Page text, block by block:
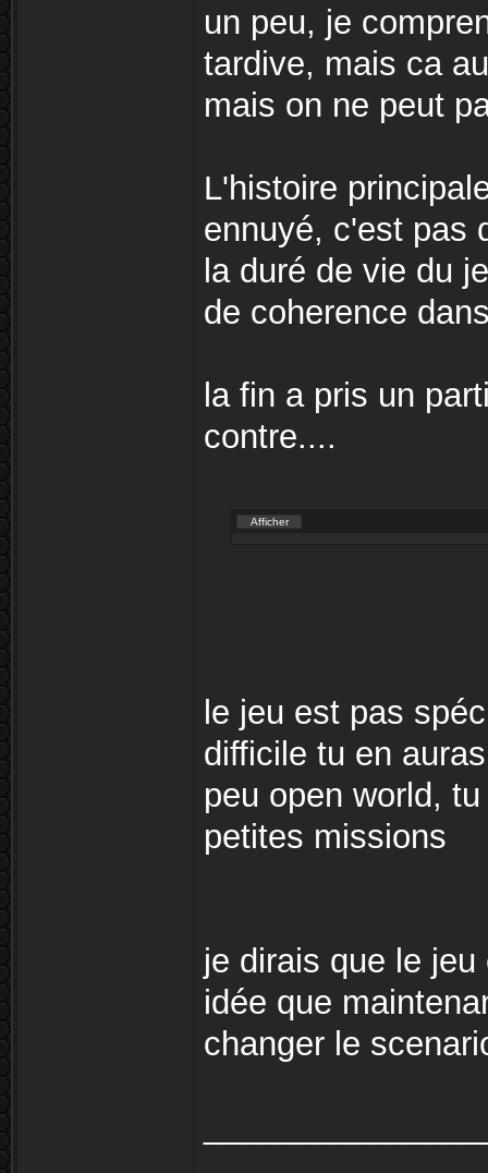
un peu, je
tardive, mais ca
mais on ne peut
L'histoire
ennuyé, c'est pas
la duré de vie du
de coherence
la fin a pris un
contre....
le jeu est pas
difficile tu en
peu open world,
petites missions
je dirais que le
idée que
changer le